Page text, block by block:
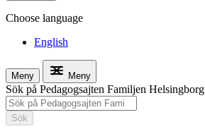
Choose language
English
Meny Meny
Sök på Pedagogsajten Familjen Helsingborg
Sök